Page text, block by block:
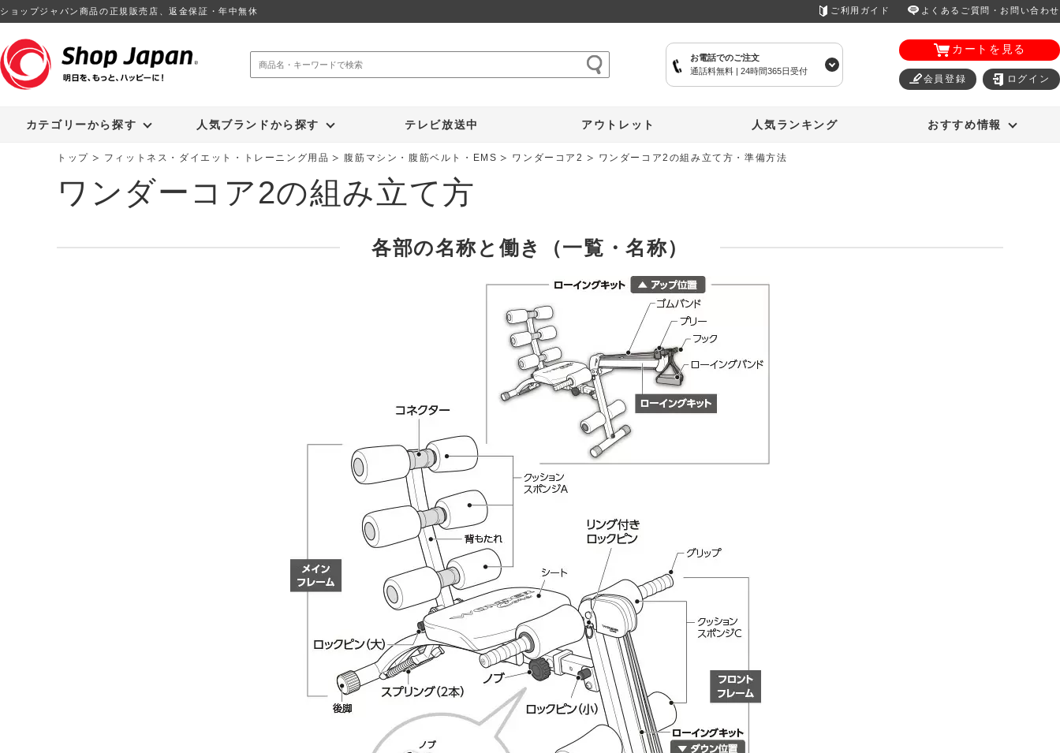
ショップジャパン商品の正規販売店、返金保証・年中無休 ご利用ガイド よくあるご質問・お問い合わせ
お電話でのご注文
通話料無料 | 24時間365日受付
カートを見る
会員登録 ログイン
カテゴリーから探す 人気ブランドから探す テレビ放送中 アウトレット 人気ランキング おすすめ情報
トップ フィットネス・ダイエット・トレーニング用品 腹筋マシン・腹筋ベルト・EMS ワンダーコア2 ワンダーコア2の組み立て方・準備方法
ワンダーコア2の組み立て方
各部の名称と働き（一覧・名称）